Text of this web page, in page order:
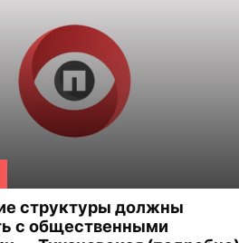
структуры должны
с общественными